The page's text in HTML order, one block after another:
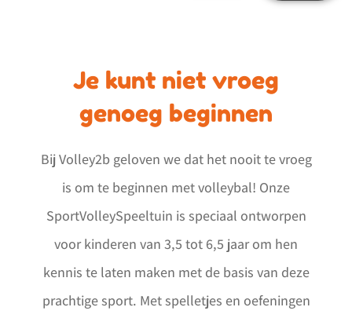
Je kunt niet vroeg
genoeg beginnen
Bij Volley2b geloven we dat het nooit te vroeg
is om te beginnen met volleybal! Onze
SportVolleySpeeltuin is speciaal ontworpen
voor kinderen van 3,5 tot 6,5 jaar om hen
kennis te laten maken met de basis van deze
prachtige sport. Met spelletjes en oefeningen